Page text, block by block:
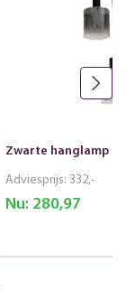
Zwarte hanglamp
Nu:280,97
Adviesprijs: 332,-